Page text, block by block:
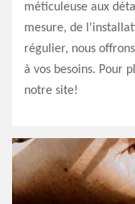
méticuleuse aux
mesure, de
régulier, nous
à vos besoins. Pour
notre site!